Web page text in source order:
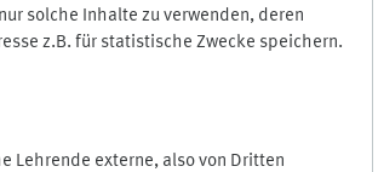
solche Inhalte zu verwenden, deren
z.B. für statistische Zwecke speichern.
Lehrende externe, also von Dritten